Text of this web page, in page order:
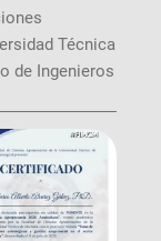
Técnica
de Ingenieros